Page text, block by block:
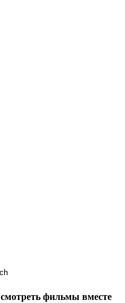
фильмы вместе